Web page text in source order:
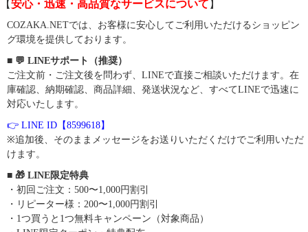
【安心・迅速・高品質なサービスについて 】
COZAKA.NETでは、お客様に安心してご利用いただけるショッピン
グ環境を提供しております。
■ 💬 LINEサポート（推奨）
ご注文前・ご注文後を問わず、LINEで直接ご相談いただけます。在
庫確認、納期確認、商品詳細、発送状況など、すべてLINEで迅速に
対応いたします。
👉 LINE ID【8599618】
※追加後、そのままメッセージをお送りいただくだけでご利用いただ
けます。
■ 🎁 LINE限定特典
・初回ご注文：500〜1,000円割引
・リピーター様：200〜1,000円割引
・1つ買うと1つ無料キャンペーン（対象商品）